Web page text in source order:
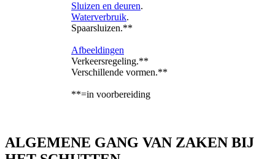
Sluizen en deuren.
Waterverbruik.
Spaarsluizen.**
Afbeeldingen
Verkeersregeling.**
Verschillende vormen.**
**=in voorbereiding
ALGEMENE GANG VAN ZAKEN BIJ